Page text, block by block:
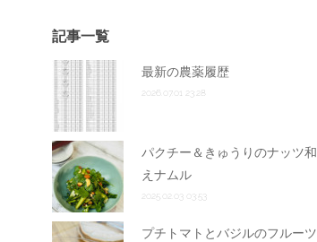
記事一覧
最新の農薬履歴
2026.07.01 23:28
パクチー＆きゅうりのナッツ和
えナムル
2025.02.03 03:53
プチトマトとバジルのフルーツ